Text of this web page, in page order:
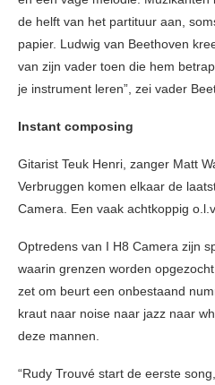
de helft van het partituur aan,
papier. Ludwig van Beethoven
van zijn vader toen die hem
je instrument leren”, zei vader
Instant composing
Gitarist Teuk Henri, zanger Matt
Verbruggen komen elkaar de
Camera. Een vaak achtkoppig
Optredens van I H8 Camera zijn
waarin grenzen worden
zet om beurt een onbestaand
kraut naar noise naar jazz naar
deze mannen.
“Rudy Trouvé start de eerste